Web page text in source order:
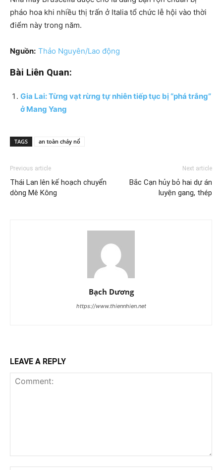
pháo hoa khi nhiều thị trấn ở Italia tổ chức lễ hội vào thời
điểm này trong năm.
Nguồn: Thảo Nguyên/Lao động
Bài Liên Quan:
Gia Lai: Từng vạt rừng tự nhiên tiếp tục bị “phá trắng”
ở Mang Yang
TAGS an toàn cháy nổ
Previous article
Thái Lan lên kế hoạch chuyển
dòng Mê Kông
Next article
Bắc Cạn hủy bỏ hai dự án
luyện gang, thép
Bạch Dương
https://www.thiennhien.net
LEAVE A REPLY